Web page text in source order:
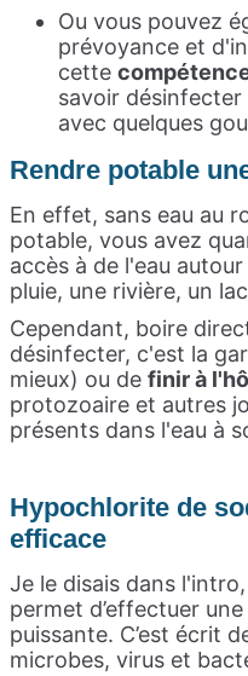
Ou vous pouvez
prévoyance et
cette
savoir
avec quelques
Rendre potable
En effet, sans eau au
potable, vous avez
accès à de l'eau
pluie, une rivière, un
Cependant, boire
désinfecter, c'est la
mieux) ou de finir à
protozoaire et autres
présents dans l'eau à
Hypochlorite de
efficace
Je le disais dans
permet d’effectuer
puissante. C’est écrit
microbes, virus et